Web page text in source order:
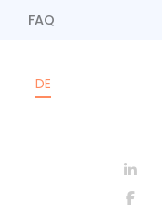
FAQ
DE